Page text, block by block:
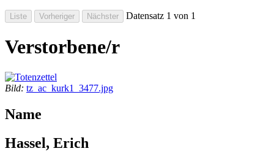
Datensatz 1 von 1
Verstorbene/r
Bild: tz_ac_kurk1_3477.jpg
Name
Hassel, Erich